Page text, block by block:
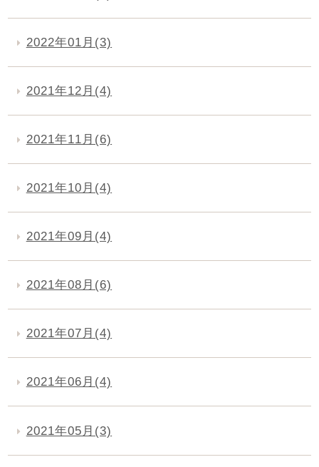
2022年01月(3)
2021年12月(4)
2021年11月(6)
2021年10月(4)
2021年09月(4)
2021年08月(6)
2021年07月(4)
2021年06月(4)
2021年05月(3)